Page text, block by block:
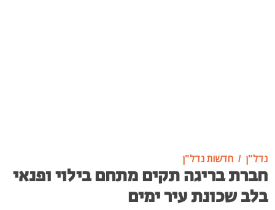
נדל"ן חדשות נדל"ן
חברת בריגה תקים מתחם בילוי ופנאי
בלב שכונת עיר ימים